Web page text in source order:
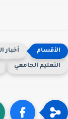
أخبار
الجامعي